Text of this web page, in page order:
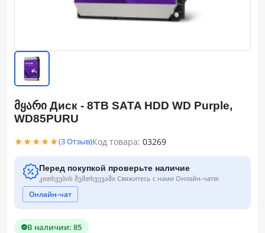
მყარი Диск - 8TB SATA HDD WD Purple,
WD85PURU
★★★★★(3 Отзыв)Код товара: 03269
Перед покупкой проверьте наличие
კითხვების შემთხვევაში Свяжитесь с нами Онлайн-чатთ
Онлайн-чат
В наличии: 85